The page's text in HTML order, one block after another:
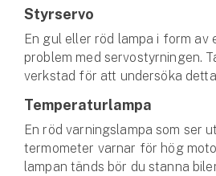
Styrservo
En gul eller röd lampa i form av
problem med servostyrningen.
verkstad för att undersöka
Temperaturlampa
En röd varningslampa som ser
termometer varnar för hög
lampan tänds bör du stanna